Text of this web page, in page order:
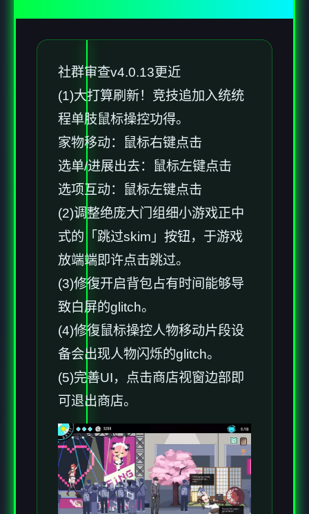
社群审查v4.0.13更近
(1)大打算刷新！竞技追加入统统
程单肢鼠标操控功得。
家物移动：鼠标右键点击
选单/进展出去：鼠标左键点击
选项互动：鼠标左键点击
(2)调整绝庞大门组细小游戏正中
式的「跳过skim」按钮，于游戏
放端端即许点击跳过。
(3)修復开启背包占有时间能够导
致白屏的glitch。
(4)修復鼠标操控人物移动片段设
备会出现人物闪烁的glitch。
(5)完善UI，点击商店视窗边部即
可退出商店。